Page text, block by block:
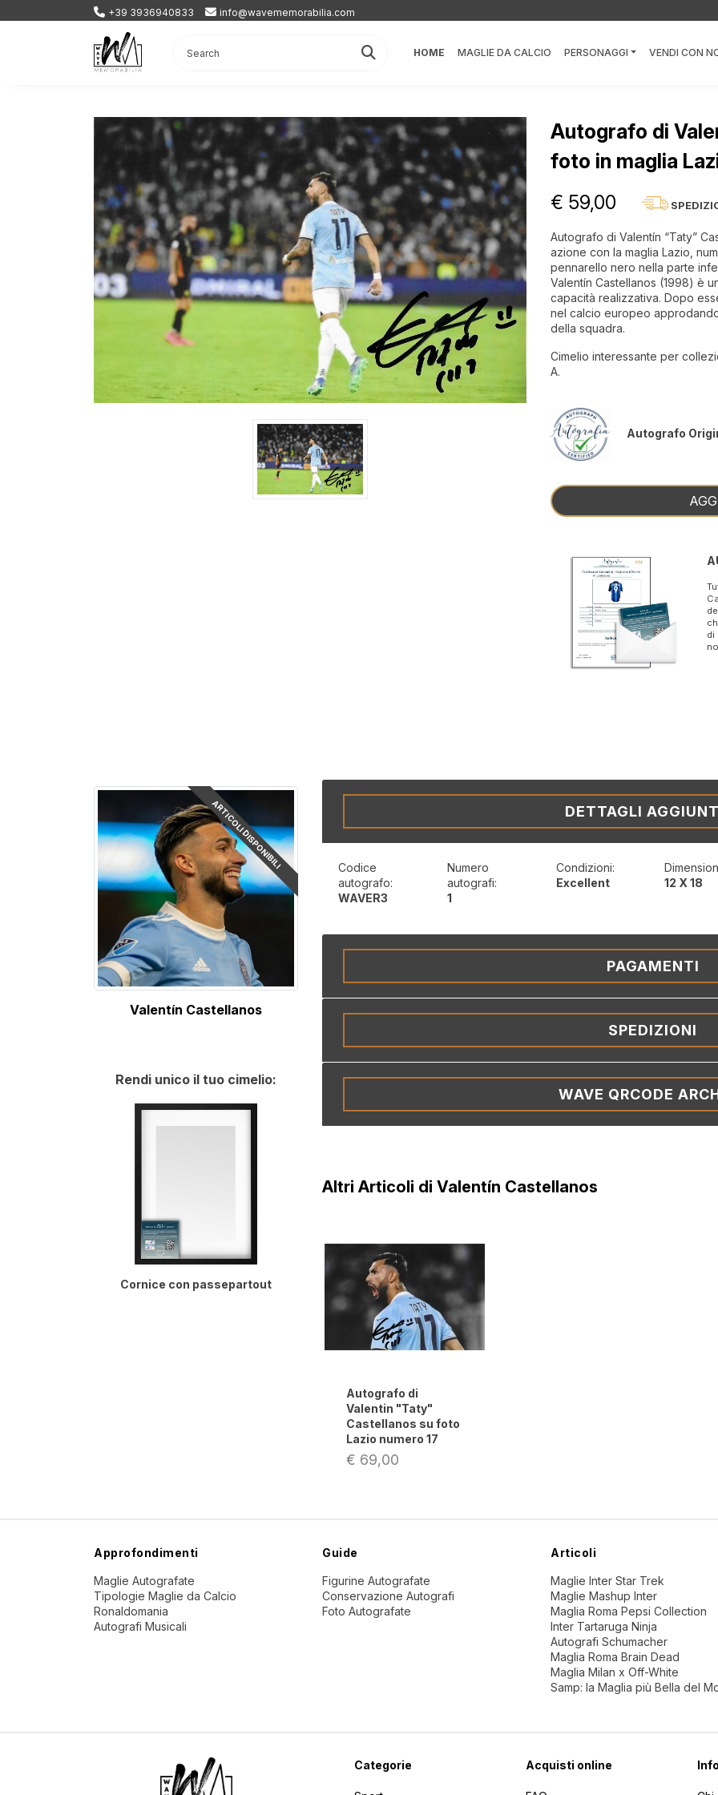
+39 3936940833 info@wavememorabilia.com
HOME MAGLIE DA CALCIO PERSONAGGI VENDI CON
Autografo di
foto in maglia
€ 59,00
Autografo di Valentín “Taty”
azione con la maglia Lazio,
pennarello nero nella parte
Valentín Castellanos (1998) è
capacità realizzativa. Dopo
nel calcio europeo
della squadra.
Cimelio interessante per
A.
Autografo
di
ARTICOLI DISPONIBILI
Valentín Castellanos
Rendi unico il tuo cimelio:
Cornice con passepartout
DETTAGLI
Codice
autografo:
WAVER3
Numero
autografi:
1
Condizioni:
Excellent
12 X 18
PAGAMENTI
SPEDIZIONI
WAVE QRCODE
Altri Articoli di Valentín Castellanos
Autografo di
Valentin "Taty"
Castellanos su foto
Lazio numero 17
€ 69,00
Approfondimenti
Maglie Autografate
Tipologie Maglie da Calcio
Ronaldomania
Autografi Musicali
Guide
Figurine Autografate
Conservazione Autografi
Foto Autografate
Articoli
Maglie Inter Star Trek
Maglie Mashup Inter
Maglia Roma Pepsi Collection
Inter Tartaruga Ninja
Autografi Schumacher
Maglia Roma Brain Dead
Maglia Milan x Off-White
Samp: la Maglia più Bella del
Categorie Acquisti online